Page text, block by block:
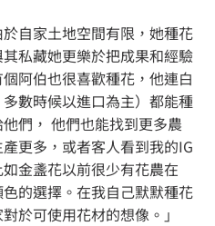
自家土地空間有限，她種花
私藏她更樂於把成果和經驗
阿伯也很喜歡種花，他連白
數時候以進口為主）都能種
們， 他們也能找到更多農
更多，或者客人看到我的IG
金盞花以前很少有花農在
的選擇。在我自己默默種花
於可使用花材的想像。」